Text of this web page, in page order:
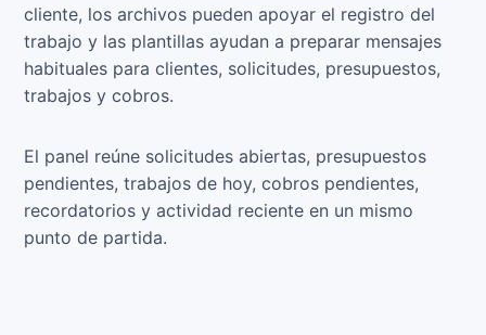
cliente, los archivos pueden apoyar el registro del
trabajo y las plantillas ayudan a preparar mensajes
habituales para clientes, solicitudes, presupuestos,
trabajos y cobros.
El panel reúne solicitudes abiertas, presupuestos
pendientes, trabajos de hoy, cobros pendientes,
recordatorios y actividad reciente en un mismo
punto de partida.